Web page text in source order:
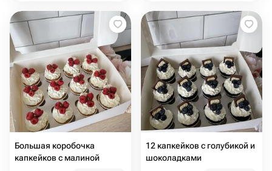
Большая коробочка
капкейков с малиной
12 капкейков с голубикой и
шоколадками